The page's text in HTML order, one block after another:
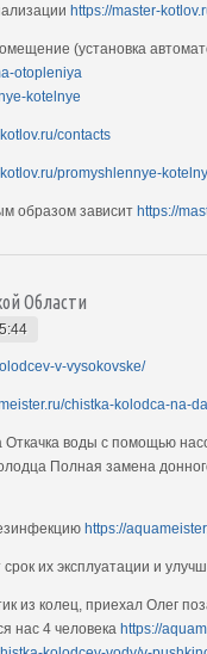
https://master-
(установка
otopleniya
kotelnye
contacts
promyshlennye-
образом зависит https://
Области
v-vysokovske/
chistka-kolodca-na-
воды с помощью
Полная замена
https://
их эксплуатации и
из колец, приехал Олег
нас 4 человека https://